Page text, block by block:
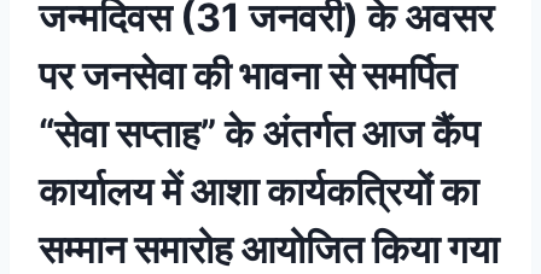
जन्मदिवस (31 जनवरी) के अवसर
पर जनसेवा की भावना से समर्पित
“सेवा सप्ताह” के अंतर्गत आज कैंप
कार्यालय में आशा कार्यकत्रियों का
सम्मान समारोह आयोजित किया गया